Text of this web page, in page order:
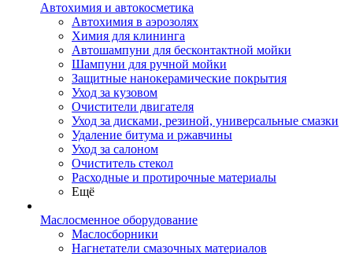
Автохимия и автокосметика
Автохимия в аэрозолях
Химия для клининга
Автошампуни для бесконтактной мойки
Шампуни для ручной мойки
Защитные нанокерамические покрытия
Уход за кузовом
Очистители двигателя
Уход за дисками, резиной, универсальные смазки
Удаление битума и ржавчины
Уход за салоном
Очиститель стекол
Расходные и протирочные материалы
Ещё
Маслосменное оборудование
Маслосборники
Нагнетатели смазочных материалов